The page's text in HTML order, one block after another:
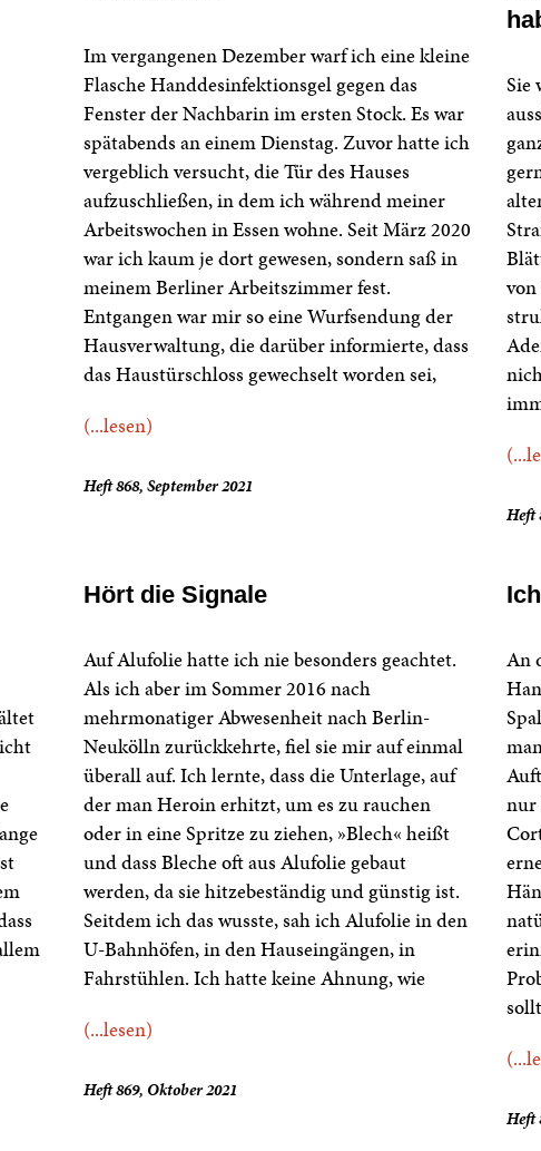
Im vergangenen Dezember warf ich eine kleine
Flasche Handdesinfektionsgel gegen das
Fenster der Nachbarin im ersten Stock. Es war
spätabends an einem Dienstag. Zuvor hatte ich
vergeblich versucht, die Tür des Hauses
aufzuschließen, in dem ich während meiner
Arbeitswochen in Essen wohne. Seit März 2020
war ich kaum je dort gewesen, sondern saß in
meinem Berliner Arbeitszimmer fest.
Entgangen war mir so eine Wurfsendung der
Hausverwaltung, die darüber informierte, dass
das Haustürschloss gewechselt worden sei,
(...lesen)
Heft 868, September 2021
Sie
Heft
Hört die Signale
Auf Alufolie hatte ich nie besonders geachtet.
Als ich aber im Sommer 2016 nach
mehrmonatiger Abwesenheit nach Berlin-
Neukölln zurückkehrte, fiel sie mir auf einmal
überall auf. Ich lernte, dass die Unterlage, auf
der man Heroin erhitzt, um es zu rauchen
oder in eine Spritze zu ziehen, »Blech« heißt
und dass Bleche oft aus Alufolie gebaut
werden, da sie hitzebeständig und günstig ist.
Seitdem ich das wusste, sah ich Alufolie in den
U-Bahnhöfen, in den Hauseingängen, in
Fahrstühlen. Ich hatte keine Ahnung, wie
(...lesen)
Heft 869, Oktober 2021
An
nur
Heft